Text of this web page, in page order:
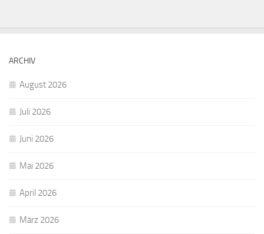
ARCHIV
August 2026
Juli 2026
Juni 2026
Mai 2026
April 2026
März 2026